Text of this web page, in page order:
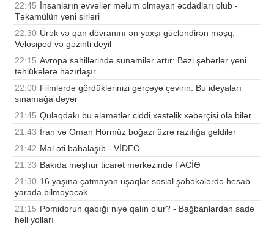
22:45 İnsanların əvvəllər məlum olmayan əcdadları olub -
Təkamülün yeni sirləri
22:30 Ürək və qan dövranını ən yaxşı gücləndirən məşq:
Velosiped və gəzinti deyil
22:15 Avropa sahillərində sunamilər artır: Bəzi şəhərlər yeni
təhlükələrə hazırlaşır
22:00 Filmlərdə gördüklərinizi gerçəyə çevirin: Bu ideyaları
sınamağa dəyər
21:45 Qulaqdakı bu əlamətlər ciddi xəstəlik xəbərçisi ola bilər
21:43 İran və Oman Hörmüz boğazı üzrə razılığa gəldilər
21:42 Mal əti bahalaşıb - VİDEO
21:33 Bakıda məşhur ticarət mərkəzində FACİƏ
21:30 16 yaşına çatmayan uşaqlar sosial şəbəkələrdə hesab
yarada bilməyəcək
21:15 Pomidorun qabığı niyə qalın olur? - Bağbanlardan sadə
həll yolları